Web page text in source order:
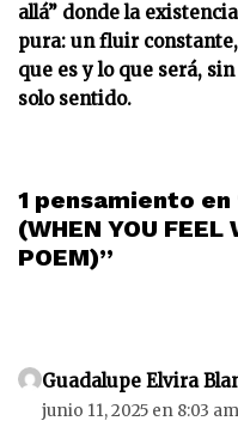
allá” donde la
pura: un fluir
que es y lo que será,
solo sentido.
1 pensamiento en
(WHEN YOU FEEL
POEM)”
Guadalupe Elvira
junio 11, 2025 en 8:03 am